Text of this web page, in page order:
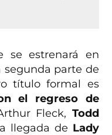
se estrenará en
parte de
título formal es
el regreso de
Fleck, Todd
llegada de Lady